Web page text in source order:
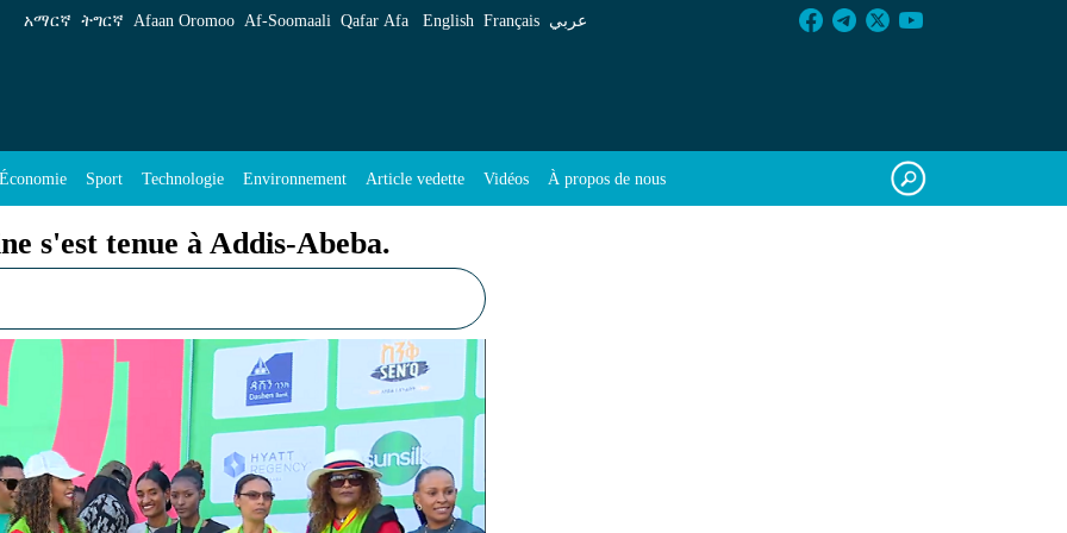
à Addis-Abeba. - ENA Français
አማርኛ ትግርኛ Afaan Oromoo Af‑Soomaali Qafar Afa English Français عربي
Économie Sport Technologie Environnement Article vedette Vidéos À propos de nous
s'est tenue à Addis-Abeba.